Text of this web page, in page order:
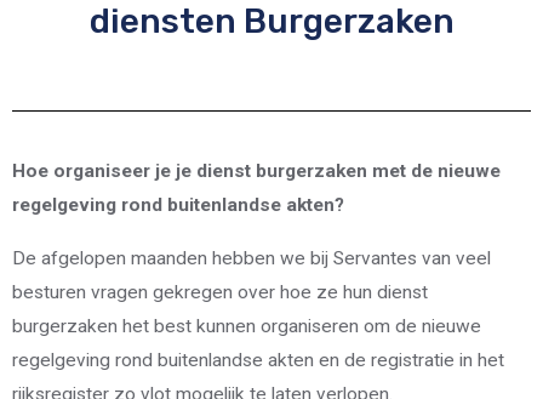
diensten Burgerzaken
Hoe organiseer je je dienst burgerzaken met de nieuwe
regelgeving rond buitenlandse akten?
De afgelopen maanden hebben we bij Servantes van veel
besturen vragen gekregen over hoe ze hun dienst
burgerzaken het best kunnen organiseren om de nieuwe
regelgeving rond buitenlandse akten en de registratie in het
rijksregister zo vlot mogelijk te laten verlopen.